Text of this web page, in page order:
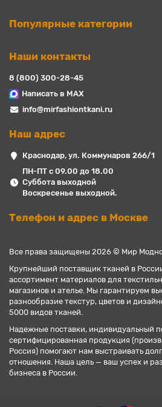
Популярные категории
Наши контакты
8 (800) 300-28-45
Написать в MAX
info@mirfashiontkani.ru
Наш адрес
Краснодар, ул. Коммунаров 266/1
ПН-ПТ с 09.00 до 18.00
Суббота выходной
Воскресенье выходной.
Телефон и адрес в Москве
Все права защищены 2026 © Мир
Крупнейший поставщик тканей в
ассортимент материалов для
магазинов и ателье. Мы гарантируем
разнообразие текстур, цветов и
5000 видов тканей.
Надежные поставки, индивидуальный
сертифицированная продукция
Россия) помогают нам выстраивать
отношения. Наша цель — ваш успех и
бизнеса в России.